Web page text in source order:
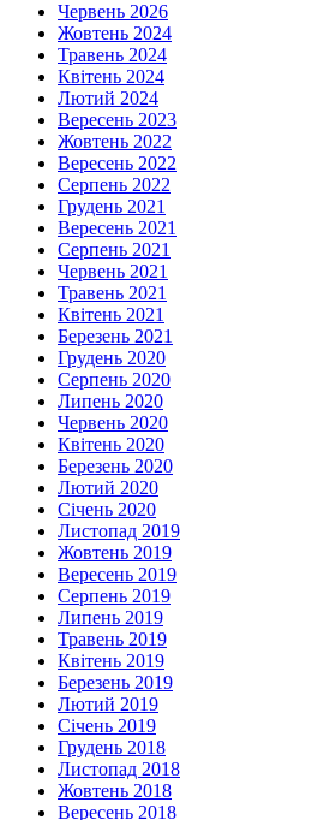
Червень 2026
Жовтень 2024
Травень 2024
Квітень 2024
Лютий 2024
Вересень 2023
Жовтень 2022
Вересень 2022
Серпень 2022
Грудень 2021
Вересень 2021
Серпень 2021
Червень 2021
Травень 2021
Квітень 2021
Березень 2021
Грудень 2020
Серпень 2020
Липень 2020
Червень 2020
Квітень 2020
Березень 2020
Лютий 2020
Січень 2020
Листопад 2019
Жовтень 2019
Вересень 2019
Серпень 2019
Липень 2019
Травень 2019
Квітень 2019
Березень 2019
Лютий 2019
Січень 2019
Грудень 2018
Листопад 2018
Жовтень 2018
Вересень 2018